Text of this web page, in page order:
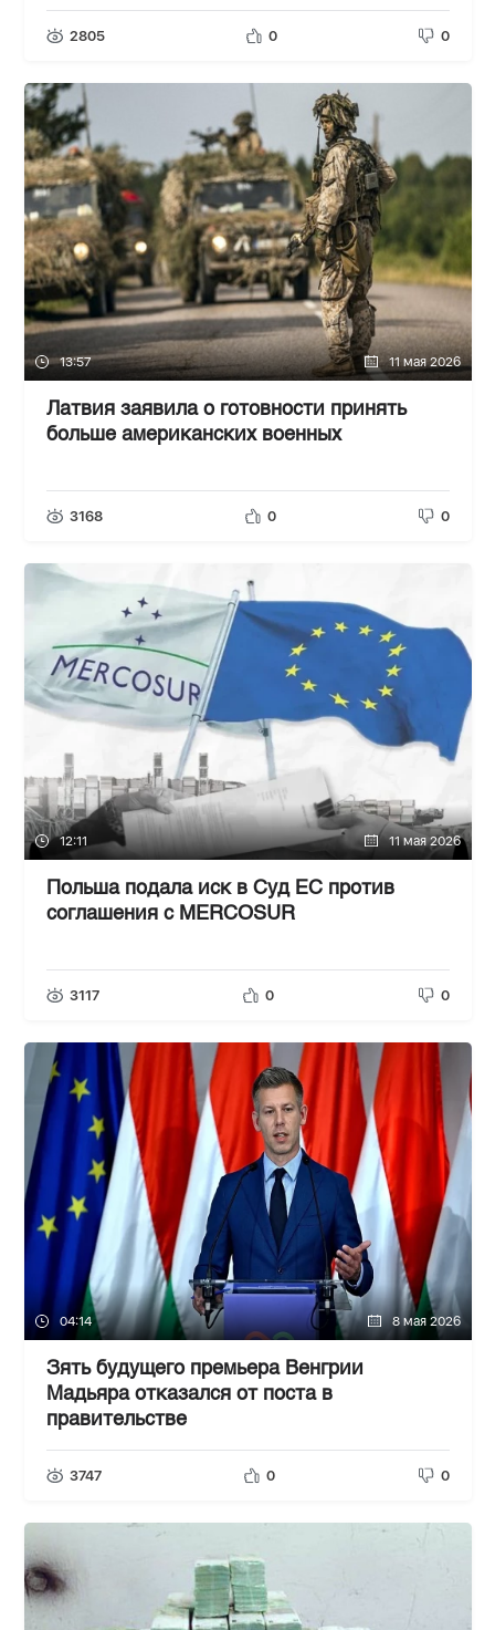
2805 0 0
13:57 11 мая 2026
Латвия заявила о готовности принять
больше американских военных
3168 0 0
12:11 11 мая 2026
Польша подала иск в Суд ЕС против
соглашения с MERCOSUR
3117 0 0
04:14 8 мая 2026
Зять будущего премьера Венгрии
Мадьяра отказался от поста в
правительстве
3747 0 0